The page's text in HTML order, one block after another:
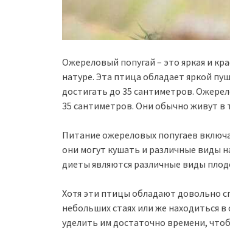
Ожереловый попугай – это яркая и
натуре. Эта птица обладает яркой
достигать до 35 сантиметров.
35 сантиметров. Они обычно живут в
Питание ожереловых попугаев
они могут кушать и различные виды
диеты являются различные виды
Хотя эти птицы обладают довольно
небольших стаях или же находиться
уделить им достаточно времени,